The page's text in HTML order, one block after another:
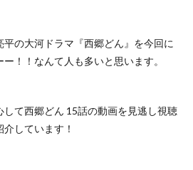
の大河ドラマ『西郷どん』を今回に
！！なんて人も多いと思います。
して西郷どん 15話の動画を見逃し視聴
介しています！